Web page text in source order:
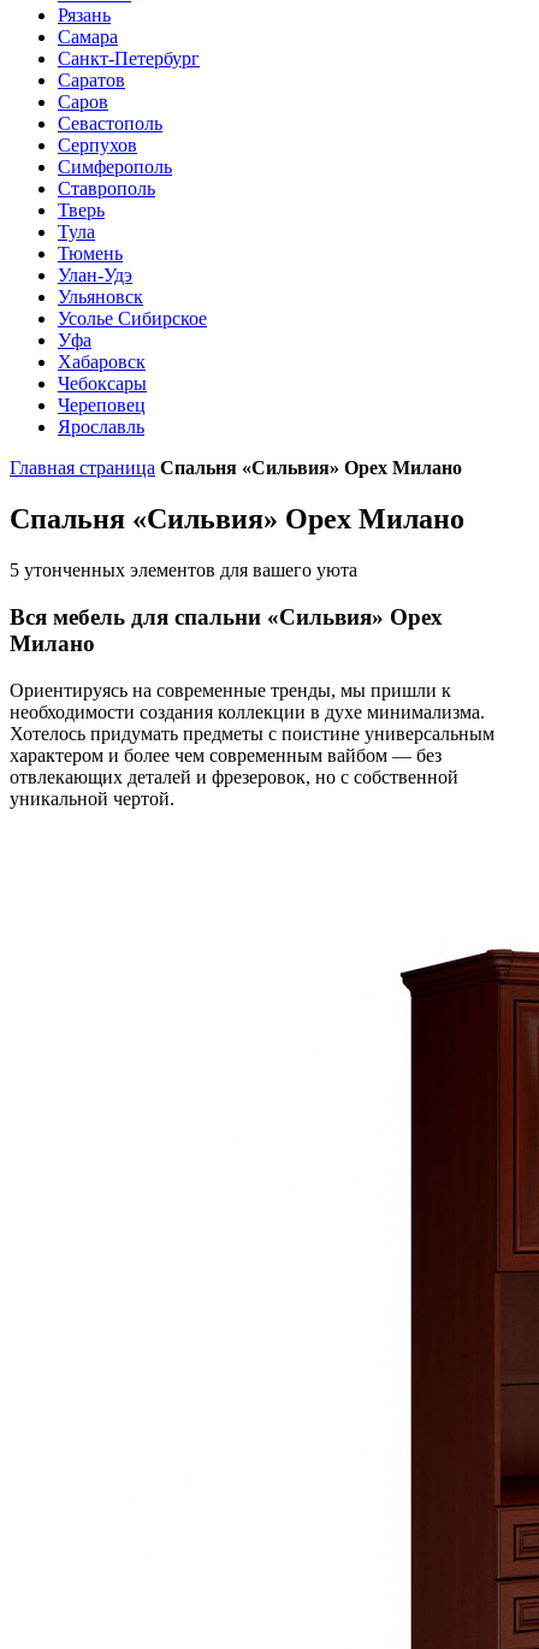
Рязань
Самара
Санкт-Петербург
Саратов
Саров
Севастополь
Серпухов
Симферополь
Ставрополь
Тверь
Тула
Тюмень
Улан-Удэ
Ульяновск
Усолье Сибирское
Уфа
Хабаровск
Чебоксары
Череповец
Ярославль
Главная страница Спальня «Сильвия» Орех Милано
Спальня «Сильвия» Орех Милано
5 утонченных элементов для вашего уюта
Вся мебель для спальни «Сильвия» Орех
Милано
Ориентируясь на современные тренды, мы пришли к
необходимости создания коллекции в духе минимализма.
Хотелось придумать предметы с поистине универсальным
характером и более чем современным вайбом — без
отвлекающих деталей и фрезеровок, но с собственной
уникальной чертой.